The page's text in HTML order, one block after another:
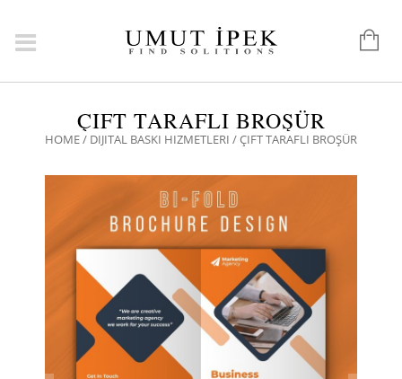
ÇIFT TARAFLI BROŞÜR
HOME/ DIJITAL BASKI HIZMETLERI / ÇIFT TARAFLI BROŞÜR